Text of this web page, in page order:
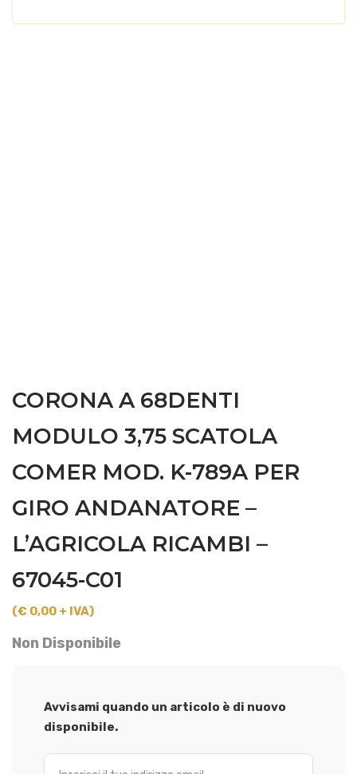
CORONA A 68DENTI
MODULO 3,75 SCATOLA
COMER MOD. K-789A PER
GIRO ANDANATORE –
L’AGRICOLA RICAMBI –
67045-C01
(€ 0,00 + IVA)
Non Disponibile
Avvisami quando un articolo è di nuovo
disponibile.